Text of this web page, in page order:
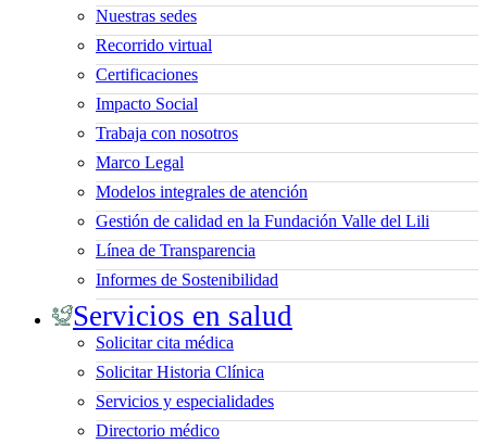
Nuestras sedes
Recorrido virtual
Certificaciones
Impacto Social
Trabaja con nosotros
Marco Legal
Modelos integrales de atención
Gestión de calidad en la Fundación Valle del Lili
Línea de Transparencia
Informes de Sostenibilidad
Servicios en salud
Solicitar cita médica
Solicitar Historia Clínica
Servicios y especialidades
Directorio médico